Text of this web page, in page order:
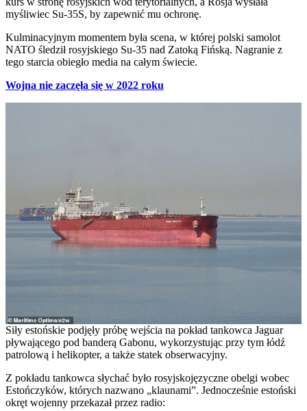
myśliwiec Su-35S, by zapewnić mu ochronę.
Kulminacyjnym momentem była scena, w której polski samolot
NATO śledził rosyjskiego Su-35 nad Zatoką Fińską. Nagranie z
tego starcia obiegło media na całym świecie.
Wojna nie zaczęła się w 2022 roku
Siły estońskie podjęły próbę wejścia na pokład tankowca Jaguar
pływającego pod banderą Gabonu, wykorzystując przy tym łódź
patrolową i helikopter, a także statek obserwacyjny.
Z pokładu tankowca słychać było rosyjskojęzyczne obelgi wobec
Estończyków, których nazwano „klaunami”. Jednocześnie estoński
okręt wojenny przekazał przez radio: